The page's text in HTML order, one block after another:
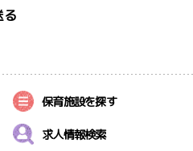
保育施設を探す
求人情報検索